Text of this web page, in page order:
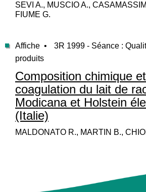
SEVI A., MUSCIO A.,
FIUME G.
Affiche •
3R 1999 - Séance :
produits
Composition chimique
coagulation du lait de
Modicana et Holstein
(Italie)
MALDONATO R., MARTIN B.,